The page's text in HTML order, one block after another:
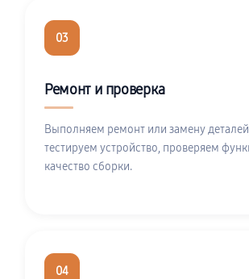
03
Ремонт и проверка
Выполняем ремонт или замену
тестируем устройство, проверяем
качество сборки.
04